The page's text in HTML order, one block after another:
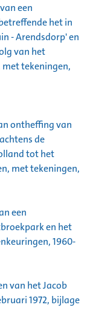
een
het in
- Arendsdorp' en
van het
tekeningen,
ontheffing van
de
tot het
met tekeningen,
een
en het
1960-
van het Jacob
1972, bijlage